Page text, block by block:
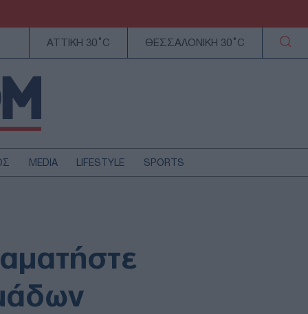
ΑΤΤΙΚΗ 30°C ΘΕΣΣΑΛΟΝΙΚΗ 30°C
MEDIA LIFESTYLE SPORTS
ΤΕΧΝΟΛΟΓΙΑ